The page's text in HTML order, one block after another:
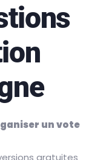
un vote